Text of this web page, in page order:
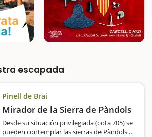
escapada
Pinell de Brai
Mirador de la Sierra de Pàndols
Desde su situación privilegiada (cota 705) se
pueden contemplar las sierras de Pàndols y